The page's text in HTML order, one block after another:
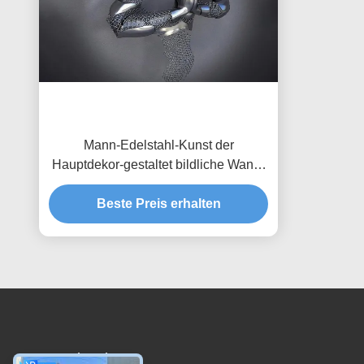
Mann-Edelstahl-Kunst der
Hauptdekor-gestaltet bildliche Wand-
3d mattes Finish
Beste Preis erhalten
Kontakt mit uns